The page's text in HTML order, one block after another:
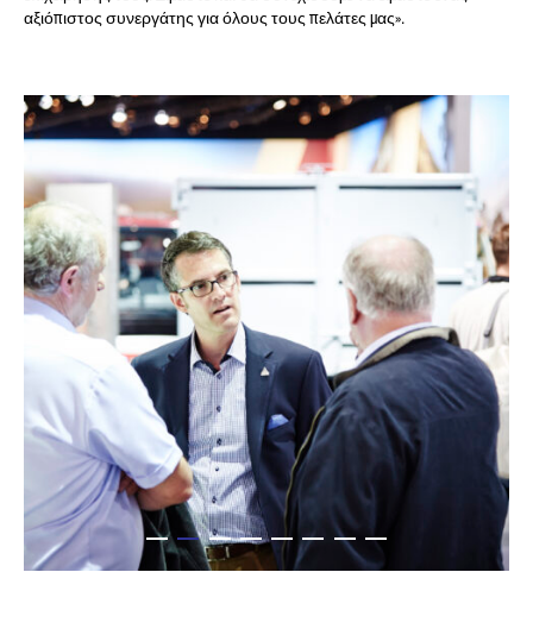
αξιόπιστος συνεργάτης για όλους τους πελάτες μας».